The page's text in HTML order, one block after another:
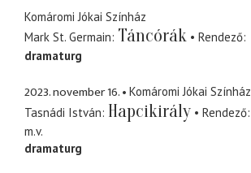
Komáromi Jókai Színház
Mark St. Germain Táncórák Rendező
dramaturg
2023. november 16.
Komáromi Jókai Színház
Tasnádi István Hapcikirály Rendező
m.v.
dramaturg